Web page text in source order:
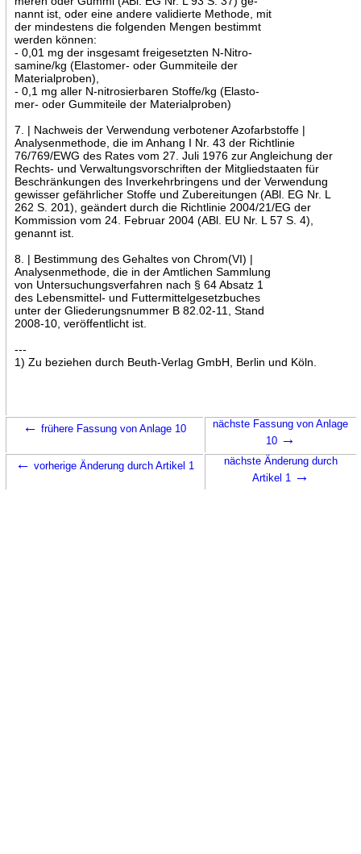
nannt ist, oder eine andere validierte Methode, mit
der mindestens die folgenden Mengen bestimmt
werden können:
- 0,01 mg der insgesamt freigesetzten N-Nitro-
samine/kg (Elastomer- oder Gummiteile der
Materialproben),
- 0,1 mg aller N-nitrosierbaren Stoffe/kg (Elasto-
mer- oder Gummiteile der Materialproben)
7. | Nachweis der Verwendung verbotener Azofarbstoffe |
Analysenmethode, die im Anhang I Nr. 43 der Richtlinie
76/769/EWG des Rates vom 27. Juli 1976 zur Angleichung der
Rechts- und Verwaltungsvorschriften der Mitgliedstaaten für
Beschränkungen des Inverkehrbringens und der Verwendung
gewisser gefährlicher Stoffe und Zubereitungen (ABl. EG Nr. L
262 S. 201), geändert durch die Richtlinie 2004/21/EG der
Kommission vom 24. Februar 2004 (ABl. EU Nr. L 57 S. 4),
genannt ist.
8. | Bestimmung des Gehaltes von Chrom(VI) |
Analysenmethode, die in der Amtlichen Sammlung
von Untersuchungsverfahren nach § 64 Absatz 1
des Lebensmittel- und Futtermittelgesetzbuches
unter der Gliederungsnummer B 82.02-11, Stand
2008-10, veröffentlicht ist.
---
1) Zu beziehen durch Beuth-Verlag GmbH, Berlin und Köln.
← frühere Fassung von Anlage 10
nächste Fassung von Anlage
10 →
← vorherige Änderung durch Artikel 1
nächste Änderung durch
Artikel 1 →